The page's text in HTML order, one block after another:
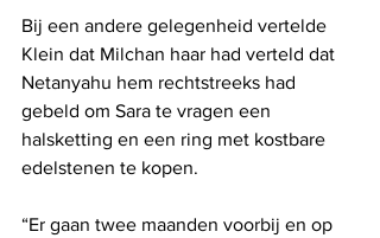
Bij een andere gelegenheid vertelde
Klein dat Milchan haar had verteld dat
Netanyahu hem rechtstreeks had
gebeld om Sara te vragen een
halsketting en een ring met kostbare
edelstenen te kopen.
“Er gaan twee maanden voorbij en op